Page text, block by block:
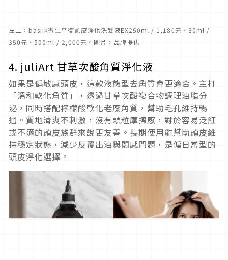
左二：basiik微生平衡頭皮淨化洗髮液EX250ml / 1,180元、30ml /
350元、500ml / 2,000元。圖片：品牌提供
4. juliArt 甘草次酸角質淨化液
如果是偏敏感頭皮，這款液態型去角質會更適合。主打
「溫和軟化角質」，透過甘草次酸複合物調理油脂分
泌，同時搭配檸檬酸軟化老廢角質，幫助毛孔維持暢
通。質地清爽不刺激，沒有顆粒摩擦感，對於容易泛紅
或不適的頭皮族群來說更友善。長期使用能幫助頭皮維
持穩定狀態，減少反覆出油與悶感問題，是偏日常型的
頭皮淨化選擇。